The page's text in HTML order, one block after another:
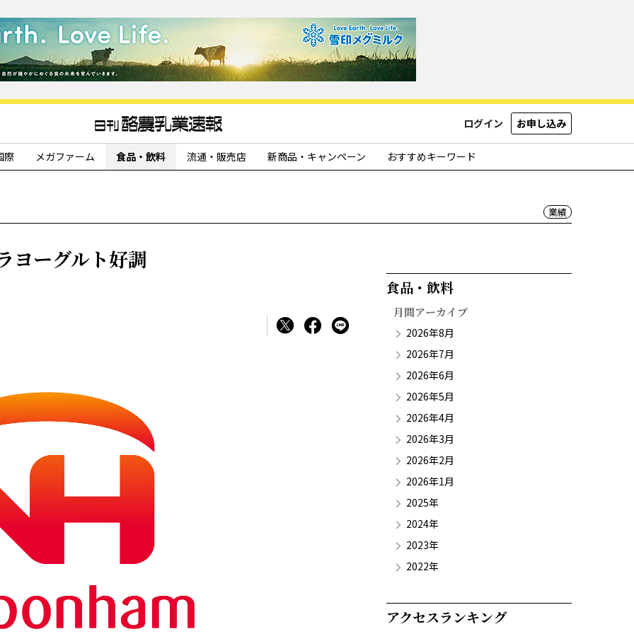
ログイン お申し込み
際 メガファーム 食品・飲料 流通・販売店 新商品・キャンペーン おすすめキーワード
業績
ヨーグルト好調
食品・飲料​
月間アーカイブ
2026年8月
2026年7月
2026年6月
2026年5月
2026年4月
2026年3月
2026年2月
2026年1月
2025年
2024年
2023年
2022年
アクセスランキング